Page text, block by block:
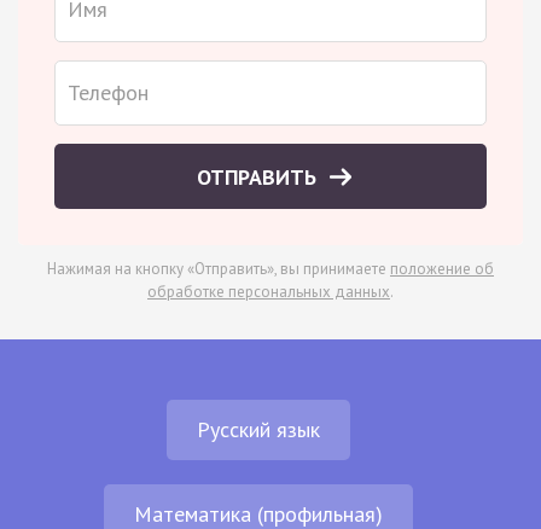
ОТПРАВИТЬ
Нажимая на кнопку «Отправить», вы принимаете положение об
обработке персональных данных.
Русский язык
Математика (профильная)